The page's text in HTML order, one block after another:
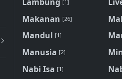
[1]
Makanan [26]
Mandul [1]
Manusia [2]
Nabi Isa [1]